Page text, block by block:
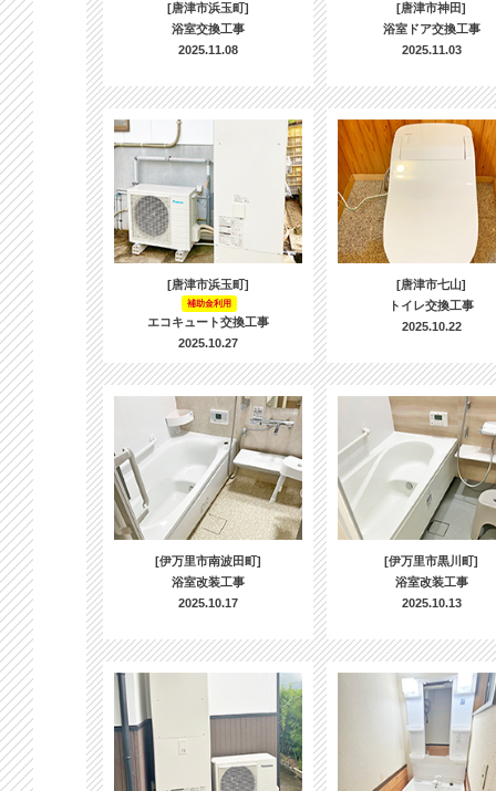
[唐津市浜玉町]
浴室交換工事
2025.11.08
[唐津市神田]
浴室ドア交換工事
2025.11.03
[唐津市浜玉町]
補助金利用
エコキュート交換工事
2025.10.27
[唐津市七山]
トイレ交換工事
2025.10.22
[伊万里市南波田町]
浴室改装工事
2025.10.17
[伊万里市黒川町]
浴室改装工事
2025.10.13